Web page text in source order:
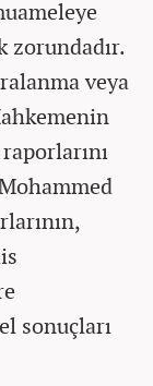
zorundadır.
veya
sonuçları